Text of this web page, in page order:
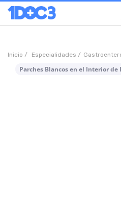
Inicio / Especialidades /
Parches Blancos en el Interior de